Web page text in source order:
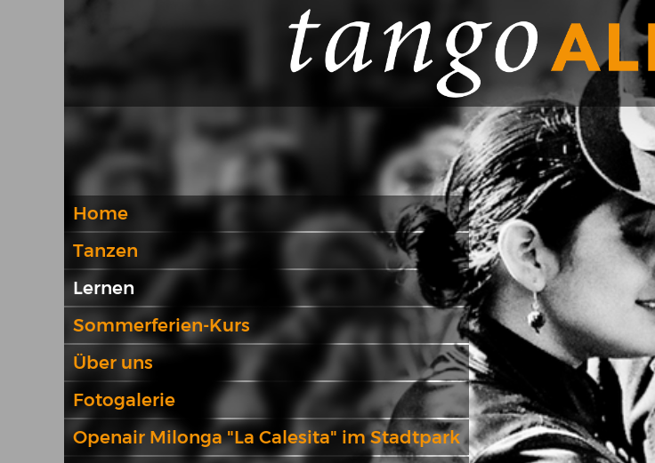
Home
Tanzen
Lernen
Sommerferien-Kurs
Über uns
Fotogalerie
Openair Milonga "La Calesita" im Stadtpark